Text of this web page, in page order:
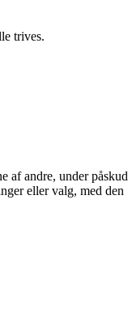
trives.
af andre, under påskud
eller valg, med den